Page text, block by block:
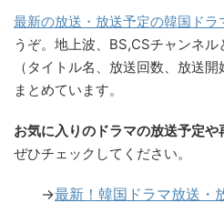
最新の放送・放送予定の韓国ドラ
うぞ。地上波、BS,CSチャンネ
（タイトル名、放送回数、放送
まとめています。
お気に入りのドラマの放送予定や
ぜひチェックしてください。
→最新！韓国ドラマ放送・